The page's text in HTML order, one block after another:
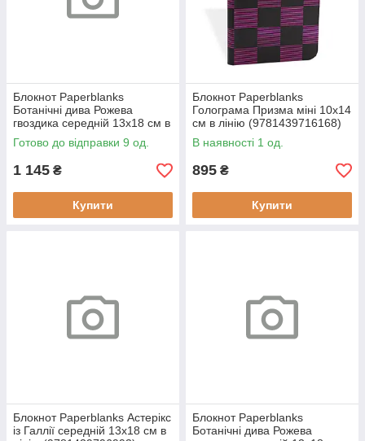
Блокнот Paperblanks
Ботанічні дива Рожева
гвоздика середній 13х18 см в
лінію м'який
(9781439797273)
Готово до відправки 9 од.
1 145 ₴
Купити
Блокнот Paperblanks
Голограма Призма міні 10х14
см в лінію (9781439716168)
В наявності 1 од.
895 ₴
Купити
Блокнот Paperblanks Астерікс
із Галлії середній 13х18 см в
Блокнот Paperblanks
Ботанічні дива Рожева